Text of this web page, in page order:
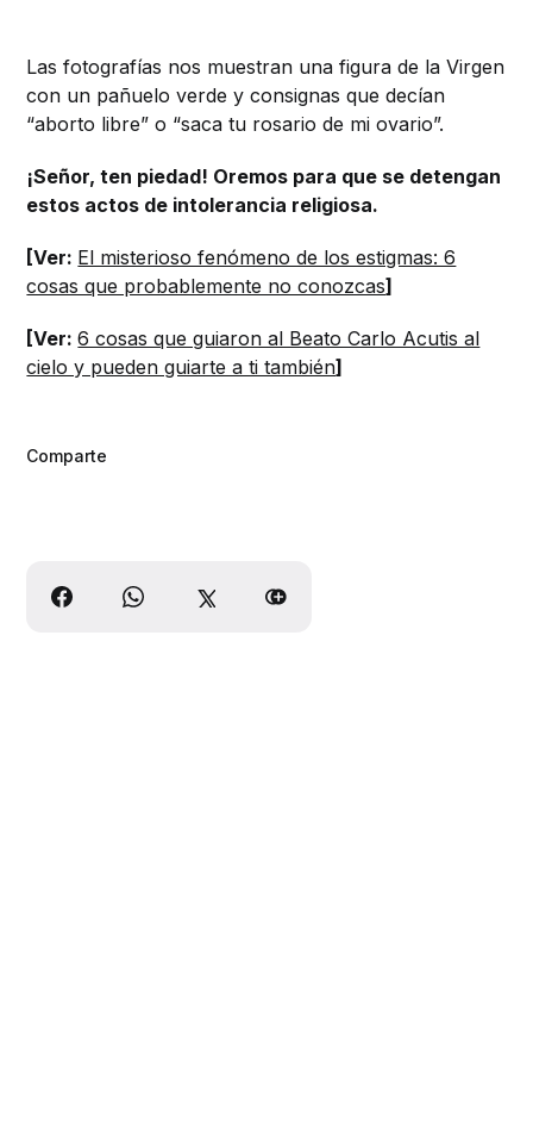
Las fotografías nos muestran una figura de la Virgen
con un pañuelo verde y consignas que decían
“aborto libre” o “saca tu rosario de mi ovario”.
¡Señor, ten piedad! Oremos para que se detengan
estos actos de intolerancia religiosa.
[Ver: El misterioso fenómeno de los estigmas: 6
cosas que probablemente no conozcas]
[Ver:6 cosas que guiaron al Beato Carlo Acutis al
cielo y pueden guiarte a ti también]
Comparte